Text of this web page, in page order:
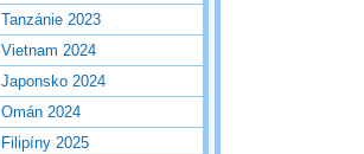
Tanzánie 2023
Vietnam 2024
Japonsko 2024
Omán 2024
Filipíny 2025